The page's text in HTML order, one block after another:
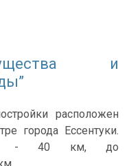
и
расположен
города Ессентуки.
- 40 км, до